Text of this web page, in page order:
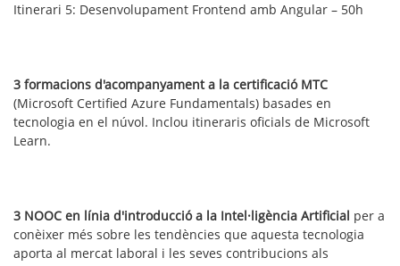
Itinerari 5: Desenvolupament Frontend amb Angular – 50h
3 formacions d'acompanyament a la certificació MTC
(Microsoft Certified Azure Fundamentals) basades en
tecnologia en el núvol. Inclou itineraris oficials de Microsoft
Learn.
3 NOOC en línia d'introducció a la Intel·ligència Artificial per a
conèixer més sobre les tendències que aquesta tecnologia
aporta al mercat laboral i les seves contribucions als